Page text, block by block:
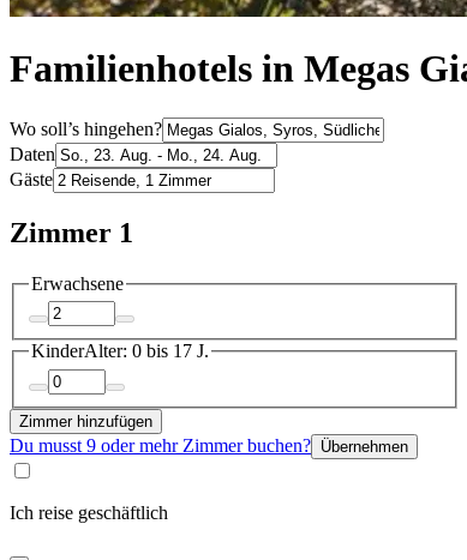
Familienhotels in Megas
Wo soll’s hingehen?
Daten
Gäste
Zimmer 1
Erwachsene
KinderAlter: 0 bis 17 J.
Zimmer hinzufügen
Du musst 9 oder mehr Zimmer buchen? Übernehmen
Ich reise geschäftlich